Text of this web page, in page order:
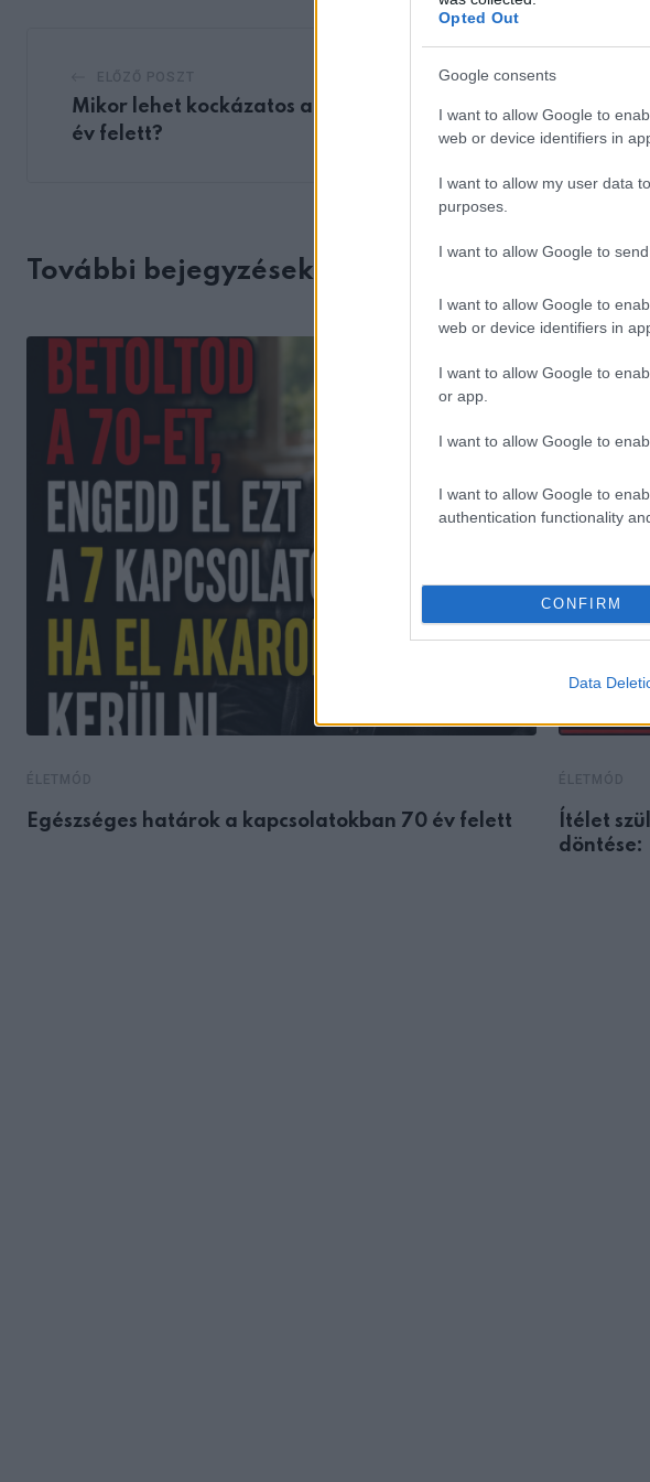
Opted Out
Google consents
I want to allow Google to
web or device identifiers in
I want to allow my user data
purposes.
I want to allow Google to
I want to allow Google to
web or device identifiers in
I want to allow Google to
or app.
I want to allow Google to
I want to allow Google to
authentication functionality
CONFIRM
Data
Mikor lehet kockázatos a forró fürdés 70
év felett?
További bejegyzések
Egészséges határok a kapcsolatokban 70 év felett
Ítélet
döntése: